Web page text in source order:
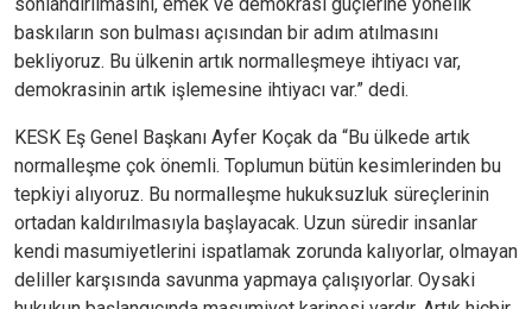
sonlandırılmasını, emek ve demokrasi güçlerine yönelik
baskıların son bulması açısından bir adım atılmasını
bekliyoruz. Bu ülkenin artık normalleşmeye ihtiyacı var,
demokrasinin artık işlemesine ihtiyacı var.” dedi.
KESK Eş Genel Başkanı Ayfer Koçak da “Bu ülkede artık
normalleşme çok önemli. Toplumun bütün kesimlerinden bu
tepkiyi alıyoruz. Bu normalleşme hukuksuzluk süreçlerinin
ortadan kaldırılmasıyla başlayacak. Uzun süredir insanlar
kendi masumiyetlerini ispatlamak zorunda kalıyorlar, olmayan
deliller karşısında savunma yapmaya çalışıyorlar. Oysaki